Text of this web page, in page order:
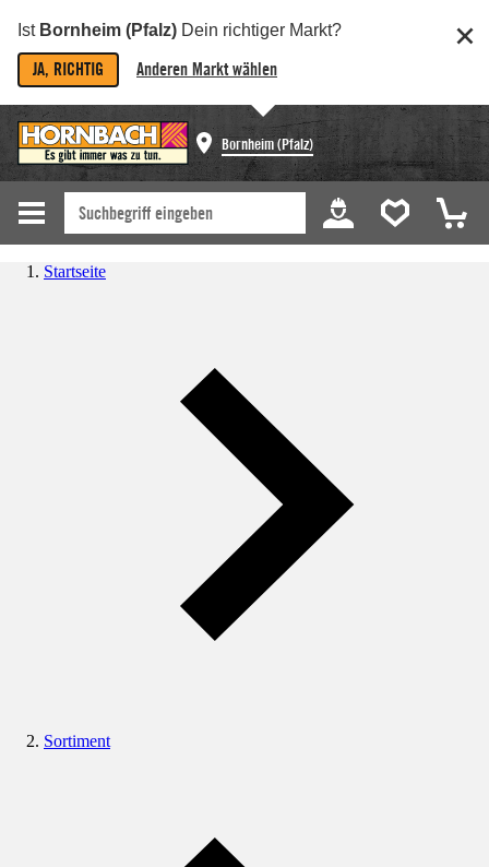
Ist Bornheim (Pfalz) Dein richtiger Markt?
JA, RICHTIG Anderen Markt wählen
Bornheim (Pfalz)
Startseite
Sortiment